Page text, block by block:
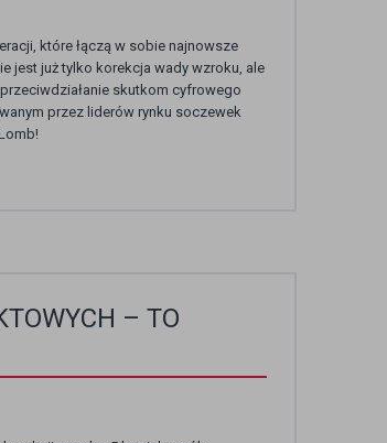
które łączą w sobie najnowsze
jest już tylko korekcja wady wzroku, ale
skutkom cyfrowego
przez liderów rynku soczewek
– TO